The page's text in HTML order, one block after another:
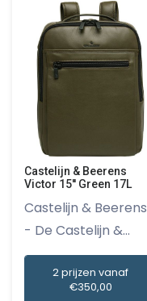
Castelijn & Beerens
Victor 15'' Green 17L
Castelijn & Beerens
- De Castelijn &
Beeren...
2 prijzen vanaf
€350,00